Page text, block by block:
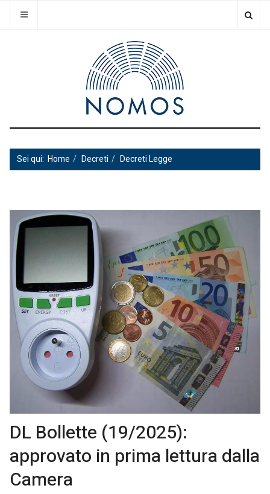
Sei qui: Home Decreti Decreti Legge
DL Bollette (19/2025):
approvato in prima lettura dalla
Camera